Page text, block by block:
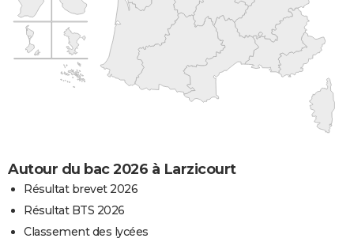
Autour du bac 2026 à Larzicourt
Résultat brevet 2026
Résultat BTS 2026
Classement des lycées